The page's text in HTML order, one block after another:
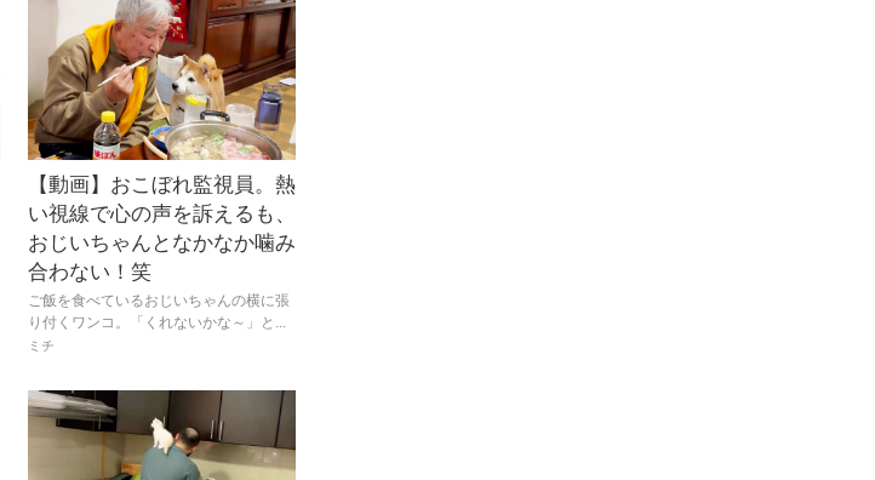
【動画】おこぼれ監視員。熱
い視線で心の声を訴えるも、
おじいちゃんとなかなか噛み
合わない！笑
ご飯を食べているおじいちゃんの横に張
り付くワンコ。「くれないかな～」と...
ミチ